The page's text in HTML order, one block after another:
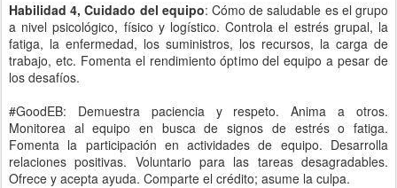
Habilidad 4, Cuidado del equipo: Cómo de saludable es el grupo
a nivel psicológico, físico y logístico. Controla el estrés grupal, la
fatiga, la enfermedad, los suministros, los recursos, la carga de
trabajo, etc. Fomenta el rendimiento óptimo del equipo a pesar de
los desafíos.
#GoodEB: Demuestra paciencia y respeto. Anima a otros.
Monitorea al equipo en busca de signos de estrés o fatiga.
Fomenta la participación en actividades de equipo. Desarrolla
relaciones positivas. Voluntario para las tareas desagradables.
Ofrece y acepta ayuda. Comparte el crédito; asume la culpa.